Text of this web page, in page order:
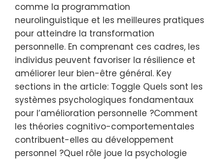
comme la programmation
neurolinguistique et les meilleures pratiques
pour atteindre la transformation
personnelle. En comprenant ces cadres, les
individus peuvent favoriser la résilience et
améliorer leur bien-être général. Key
sections in the article: Toggle Quels sont les
systèmes psychologiques fondamentaux
pour l’amélioration personnelle ?Comment
les théories cognitivo-comportementales
contribuent-elles au développement
personnel ?Quel rôle joue la psychologie